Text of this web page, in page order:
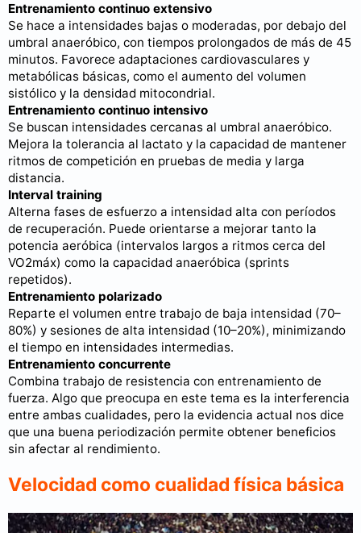
Entrenamiento continuo extensivo
Se hace a intensidades bajas o moderadas, por debajo del
umbral anaeróbico, con tiempos prolongados de más de 45
minutos. Favorece adaptaciones cardiovasculares y
metabólicas básicas, como el aumento del volumen
sistólico y la densidad mitocondrial.
Entrenamiento continuo intensivo
Se buscan intensidades cercanas al umbral anaeróbico.
Mejora la tolerancia al lactato y la capacidad de mantener
ritmos de competición en pruebas de media y larga
distancia.
Interval training
Alterna fases de esfuerzo a intensidad alta con períodos
de recuperación. Puede orientarse a mejorar tanto la
potencia aeróbica (intervalos largos a ritmos cerca del
VO2máx) como la capacidad anaeróbica (sprints
repetidos).
Entrenamiento polarizado
Reparte el volumen entre trabajo de baja intensidad (70–
80%) y sesiones de alta intensidad (10–20%), minimizando
el tiempo en intensidades intermedias.
Entrenamiento concurrente
Combina trabajo de resistencia con entrenamiento de
fuerza. Algo que preocupa en este tema es la interferencia
entre ambas cualidades, pero la evidencia actual nos dice
que una buena periodización permite obtener beneficios
sin afectar al rendimiento.
Velocidad como cualidad física básica